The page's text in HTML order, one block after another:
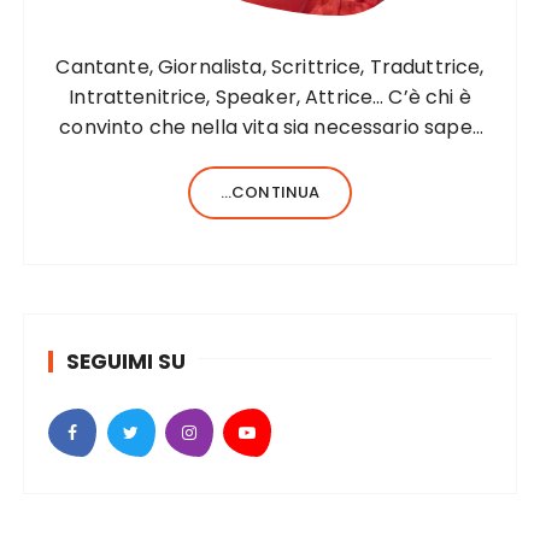
Cantante, Giornalista, Scrittrice, Traduttrice,
Intrattenitrice, Speaker, Attrice… C’è chi è
convinto che nella vita sia necessario saper
forse anche perché aiutato da una fortunata
formula del codice genetico, di cose ne…
...CONTINUA
SEGUIMI SU